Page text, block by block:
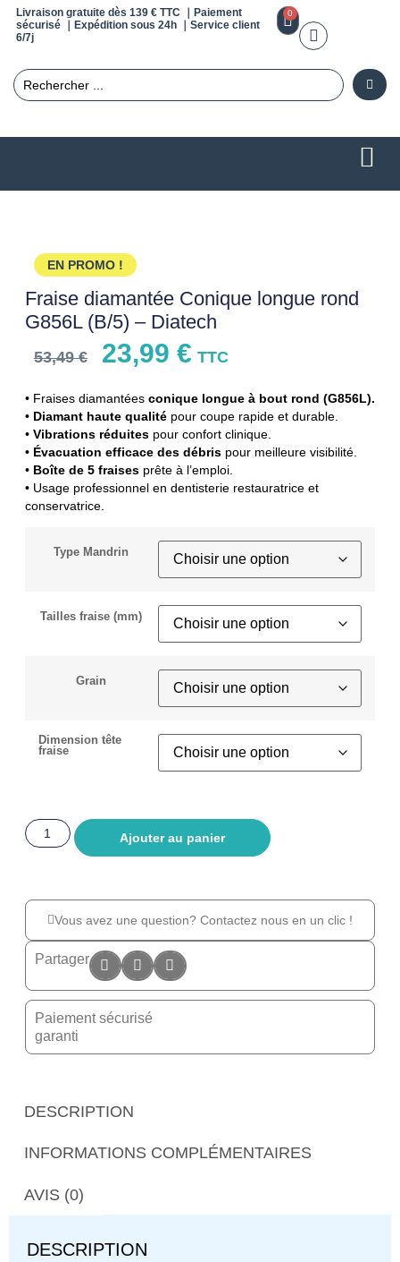
Livraison gratuite dès 139 € TTC ｜Paiement
sécurisé ｜Expédition sous 24h ｜Service client
6/7j
0
EN PROMO !
Fraise diamantée Conique longue rond
G856L (B/5) – Diatech
53,49€ 23,99 € TTC
• Fraises diamantées conique longue à bout rond (G856L).
• Diamant haute qualitépour coupe rapide et durable.
• Vibrations réduitespour confort clinique.
• Évacuation efficace des débrispour meilleure visibilité.
• Boîte de 5 fraisesprête à l’emploi.
• Usage professionnel en dentisterie restauratrice et
conservatrice.
Type Mandrin
Tailles fraise (mm)
Grain
Dimension tête
fraise
Ajouter au panier
Vous avez une question? Contactez nous en un clic !
Partager
Paiement sécurisé
garanti
DESCRIPTION
INFORMATIONS COMPLÉMENTAIRES
AVIS (0)
DESCRIPTION